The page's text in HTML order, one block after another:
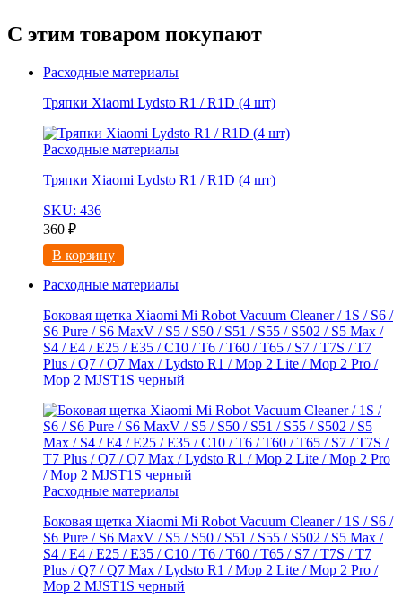
С этим товаром покупают
Расходные материалы
Тряпки Xiaomi Lydsto R1 / R1D (4 шт)
Расходные материалы
Тряпки Xiaomi Lydsto R1 / R1D (4 шт)
SKU: 436
360 ₽
В корзину
Расходные материалы
Боковая щетка Xiaomi Mi Robot Vacuum Cleaner / 1S / S6 /
S6 Pure / S6 MaxV / S5 / S50 / S51 / S55 / S502 / S5 Max /
S4 / E4 / E25 / E35 / C10 / T6 / T60 / T65 / S7 / T7S / T7
Plus / Q7 / Q7 Max / Lydsto R1 / Mop 2 Lite / Mop 2 Pro /
Mop 2 MJST1S черный
Расходные материалы
Боковая щетка Xiaomi Mi Robot Vacuum Cleaner / 1S / S6 /
S6 Pure / S6 MaxV / S5 / S50 / S51 / S55 / S502 / S5 Max /
S4 / E4 / E25 / E35 / C10 / T6 / T60 / T65 / S7 / T7S / T7
Plus / Q7 / Q7 Max / Lydsto R1 / Mop 2 Lite / Mop 2 Pro /
Mop 2 MJST1S черный